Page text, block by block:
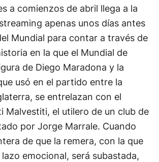
a comienzos de abril llega a la
apenas unos días antes
Mundial para contar a través de
en la que el Mundial de
de Diego Maradona y la
usó en el partido entre la
se entrelazan con el
Malvestiti, el utilero de un club de
por Jorge Marrale. Cuando
de que la remera, con la que
emocional, será subastada,